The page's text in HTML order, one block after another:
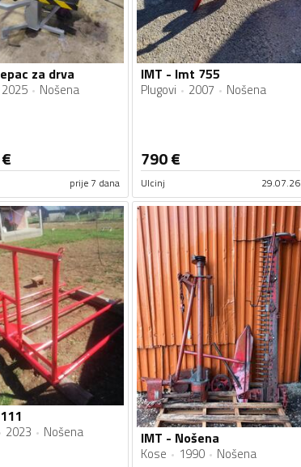
za drva
2025 Nošena
€
prije 7 dana
IMT - Imt 755
Plugovi 2007 Nošena
790€
Ulcinj 29.07.26
2023 Nošena IMT - Nošena
Kose 1990 Nošena